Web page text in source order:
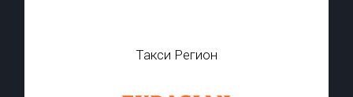
Такси Регион